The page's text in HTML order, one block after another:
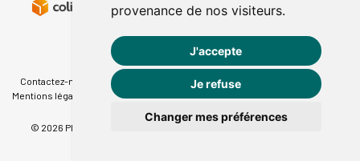
provenance de nos visiteurs.
J'accepte
Je refuse
Changer mes préférences
Contactez-nous Poser une question | Déclarer un effet indésirable
Mentions légales
Conditions générales - CGV Données personnelles
Préférences Cookies
© 2026 Pharmacie du Therain